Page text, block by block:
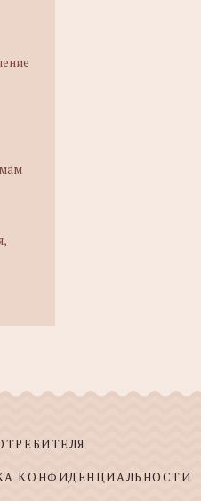
КОНФИДЕНЦИАЛЬНОСТИ